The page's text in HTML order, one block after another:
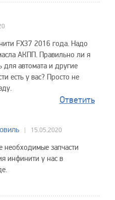
FX37 2016 года. Надо
АКПП. Правильно ли я
для автомата и другие
есть у вас? Просто не
Ответить
15.05.2020
запчасти
инфинити у нас в